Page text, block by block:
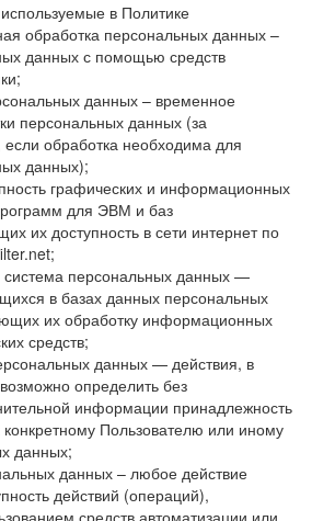
в Политике
обработка персональных данных –
данных с помощью средств
данных – временное
персональных данных (за
обработка необходима для
данных);
графических и информационных
для ЭВМ и баз
их доступность в сети интернет по
персональных данных —
в базах данных персональных
их обработку информационных
средств;
данных — действия, в
определить без
информации принадлежность
Пользователю или иному
данных;
данных – любое действие
действий (операций),